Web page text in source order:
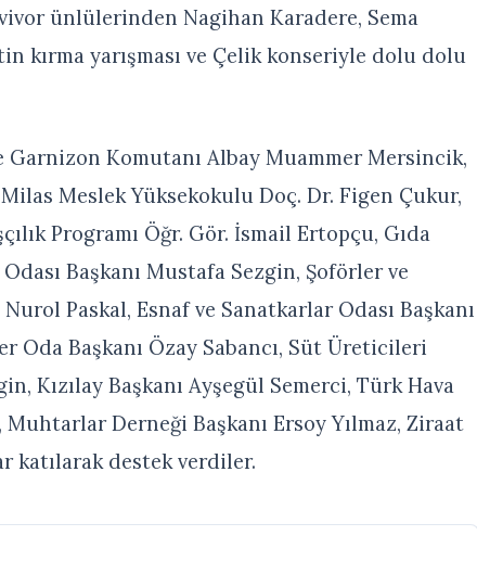
ünlülerinden Nagihan Karadere, Sema
kırma yarışması ve Çelik konseriyle dolu dolu
Garnizon Komutanı Albay Muammer Mersincik,
Meslek Yüksekokulu Doç. Dr. Figen Çukur,
Programı Öğr. Gör. İsmail Ertopçu, Gıda
Başkanı Mustafa Sezgin, Şoförler ve
Paskal, Esnaf ve Sanatkarlar Odası Başkanı
Oda Başkanı Özay Sabancı, Süt Üreticileri
Kızılay Başkanı Ayşegül Semerci, Türk Hava
Derneği Başkanı Ersoy Yılmaz, Ziraat
katılarak destek verdiler.